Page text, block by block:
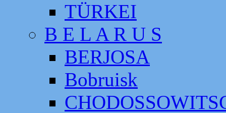
TÜRKEI
B E L A R U S
BERJOSA
Bobruisk